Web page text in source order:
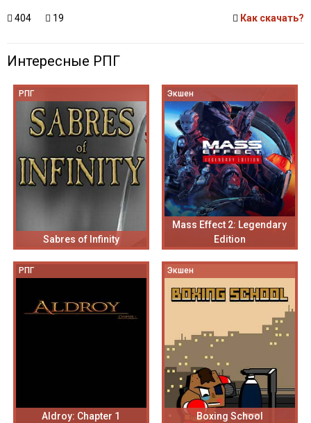
404 19 Как скачать?
Интересные РПГ
РПГ
Sabres of Infinity
Экшен
Mass Effect 2: Legendary
Edition
РПГ
Aldroy: Chapter 1
Экшен
Boxing School